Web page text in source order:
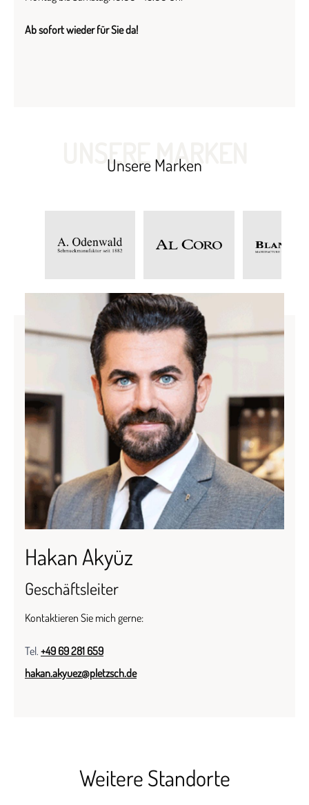
Ab sofort wieder für Sie da!
UNSERE MARKEN
Unsere Marken
Hakan Akyüz
Geschäftsleiter
Kontaktieren Sie mich gerne:
Tel. +49 69 281 659
hakan.akyuez@pletzsch.de
Weitere Standorte